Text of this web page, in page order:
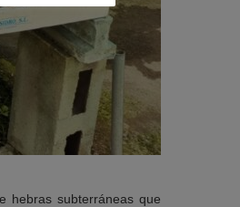
hebras subterráneas que